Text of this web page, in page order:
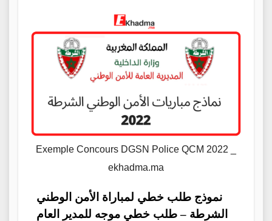
Exemple Concours DGSN Police QCM 2022 _
ekhadma.ma
نموذج طلب خطي لمباراة الأمن الوطني
الشرطة – طلب خطي موجه للمدير العام